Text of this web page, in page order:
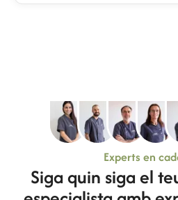
Experts en
Siga quin siga el